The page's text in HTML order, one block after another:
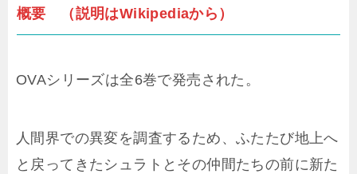
概要 （説明はWikipediaから）
OVAシリーズは全6巻で発売された。
人間界での異変を調査するため、ふたたび地上へ
と戻ってきたシュラトとその仲間たちの前に新た